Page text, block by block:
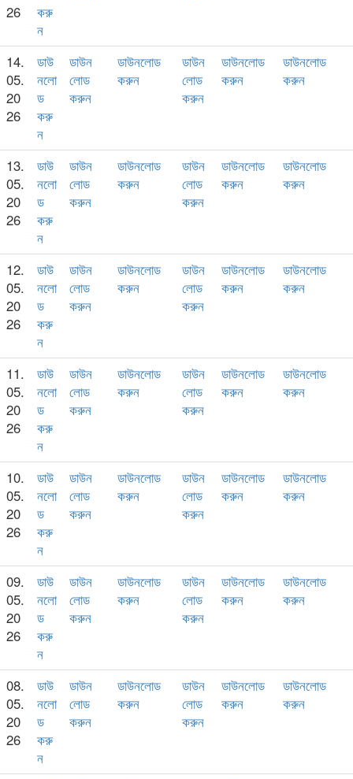
26
করু
ন
14.
05.
20
26
ডাউ
নলো
ড
করু
ন
ডাউন
লোড
করুন
ডাউনলোড
করুন
ডাউন
লোড
করুন
ডাউনলোড
করুন
ডাউনলোড
করুন
13.
05.
20
26
ডাউ
নলো
ড
করু
ন
ডাউন
লোড
করুন
ডাউনলোড
করুন
ডাউন
লোড
করুন
ডাউনলোড
করুন
ডাউনলোড
করুন
12.
05.
20
26
ডাউ
নলো
ড
করু
ন
ডাউন
লোড
করুন
ডাউনলোড
করুন
ডাউন
লোড
করুন
ডাউনলোড
করুন
ডাউনলোড
করুন
11.
05.
20
26
ডাউ
নলো
ড
করু
ন
ডাউন
লোড
করুন
ডাউনলোড
করুন
ডাউন
লোড
করুন
ডাউনলোড
করুন
ডাউনলোড
করুন
10.
05.
20
26
ডাউ
নলো
ড
করু
ন
ডাউন
লোড
করুন
ডাউনলোড
করুন
ডাউন
লোড
করুন
ডাউনলোড
করুন
ডাউনলোড
করুন
09.
05.
20
26
ডাউ
নলো
ড
করু
ন
ডাউন
লোড
করুন
ডাউনলোড
করুন
ডাউন
লোড
করুন
ডাউনলোড
করুন
ডাউনলোড
করুন
08.
05.
20
26
ডাউ
নলো
ড
করু
ন
ডাউন
লোড
করুন
ডাউনলোড
করুন
ডাউন
লোড
করুন
ডাউনলোড
করুন
ডাউনলোড
করুন